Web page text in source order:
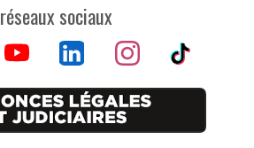
réseaux sociaux